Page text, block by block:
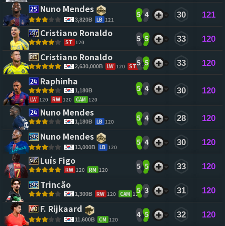
Nuno Mendes
3,820B LB 121
5 4 30 121
Cristiano Ronaldo
ST 120 5 5 33 120
Cristiano Ronaldo
2,630,000B LW 120 ST 120
5 5 33 120
Raphinha
1,180B
LW 120 RW 120 CAM 120
5 4 30 120
Nuno Mendes
1,180B LB 120 5 4 28 120
Nuno Mendes
13,000B LB 120
5 4 30 120
Luís Figo
RW 120 RM 120 5 5 33 120
Trincão
1,300B RW 120 CAM 120
5 3 31 120
F. Rijkaard
11,600B CM 120
4 5 32 120